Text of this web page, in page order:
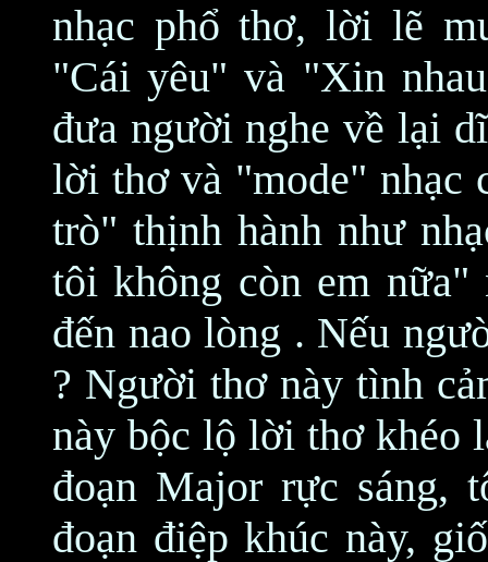
nhạc phổ thơ, lời lẽ
"Cái yêu" và "Xin
đưa người nghe về lại
lời thơ và "mode" nhạc
trò" thịnh hành như
tôi không còn em nữa"
đến nao lòng . Nếu
? Người thơ này tình
này bộc lộ lời thơ khéo
đoạn Major rực sáng,
đoạn điệp khúc này,